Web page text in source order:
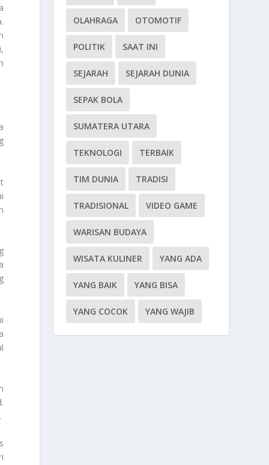
OLAHRAGA OTOMOTIF
POLITIK SAAT INI
SEJARAH SEJARAH DUNIA
SEPAK BOLA
SUMATERA UTARA
TEKNOLOGI TERBAIK
TIM DUNIA TRADISI
TRADISIONAL VIDEO GAME
WARISAN BUDAYA
WISATA KULINER YANG ADA
YANG BAIK YANG BISA
YANG COCOK YANG WAJIB